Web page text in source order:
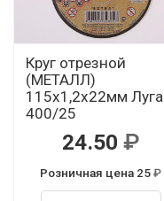
Круг отрезной
(МЕТАЛЛ)
115х1,2х22мм Луга
400/25
24.50
Розничная цена 25